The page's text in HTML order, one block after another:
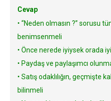
Cevap
• “Neden olmasın ?” sorusu
benimsenmeli
• Önce nerede iyiysek orada
• Paydaş ve paylaşımcı
• Satış odaklılığın, geçmişte
bilinmeli